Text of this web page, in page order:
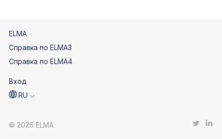
ELMA
Справка по ELMA3
Справка по ELMA4
Вход
RU
© 2026 ELMA